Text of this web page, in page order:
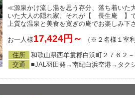
≪源泉かけ流し湯を思う存分、落ち着い
いた大人の隠れ家、それが【 長生庵 】
上質な温泉と美食を寛ぎの庵でお楽しみ下さ
お一人様17,424円～ （※２名様１室利
住所
和歌山県西牟婁郡白浜町２７６２－
交通
■JAL羽田発→南紀白浜空港→タク